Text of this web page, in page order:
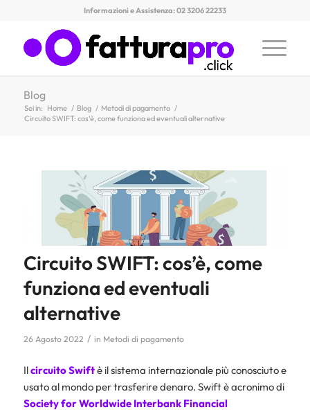
Informazioni e Assistenza: 02 3206 22233
Blog
Sei in: Home / Blog / Metodi di pagamento /
Circuito SWIFT: cos’è, come funziona ed eventuali alternative
Circuito SWIFT: cos’è, come
funziona ed eventuali
alternative
26 Agosto 2022 / in Metodi di pagamento
Ilcircuito Swiftè il sistema internazionale più conosciuto e
usato al mondo per trasferire denaro. Swift è acronimo di
Society for Worldwide Interbank Financial